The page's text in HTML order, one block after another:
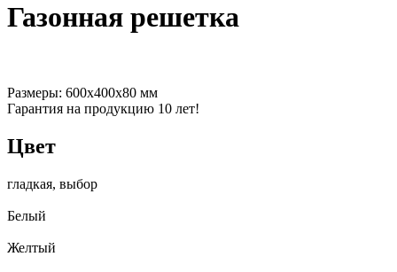
Газонная решетка
Размеры: 600х400х80 мм
Гарантия на продукцию 10 лет!
Цвет
гладкая, выбор
Белый
Желтый